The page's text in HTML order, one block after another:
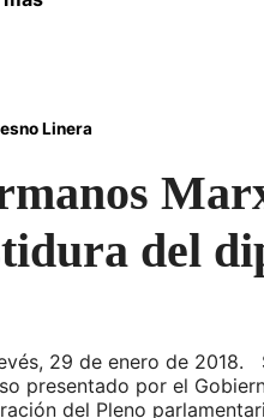
del
29 de enero de
presentado por el
del Pleno
Linera